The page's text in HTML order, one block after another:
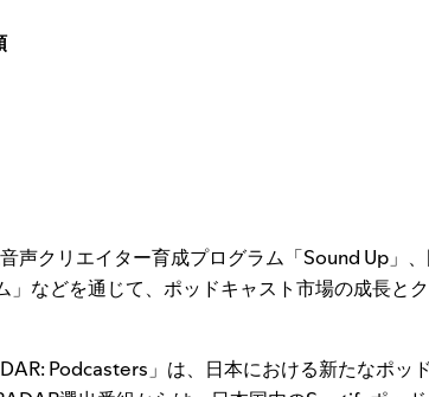
クリエイター育成プログラム「Sound Up」
などを通じて、ポッドキャスト市場の成長とク
Podcasters」は、日本における新たなポッ